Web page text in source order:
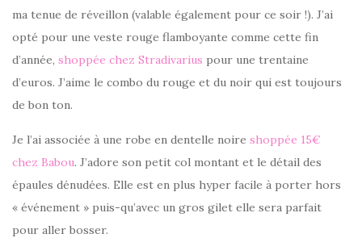
ma tenue de réveillon (valable également pour ce soir !). J’ai
opté pour une veste rouge flamboyante comme cette fin
d’année, shoppée chez Stradivarius pour une trentaine
d’euros. J’aime le combo du rouge et du noir qui est toujours
de bon ton.
Je l’ai associée à une robe en dentelle noire shoppée 15€
chez Babou. J’adore son petit col montant et le détail des
épaules dénudées. Elle est en plus hyper facile à porter hors
« événement » puis-qu’avec un gros gilet elle sera parfait
pour aller bosser.